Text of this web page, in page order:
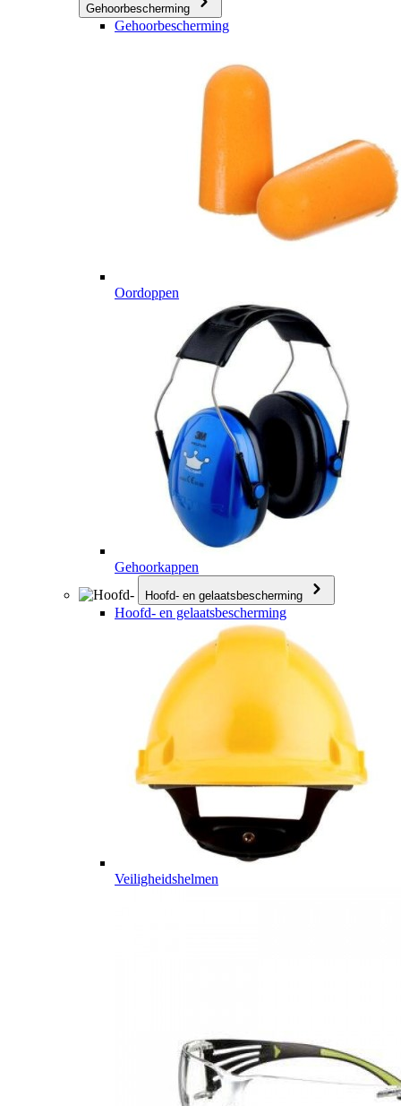
Gehoorbescherming
Gehoorbescherming
Oordoppen
Gehoorkappen
Hoofd- en gelaatsbescherming
Hoofd- en gelaatsbescherming
Veiligheidshelmen